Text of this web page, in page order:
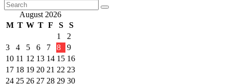
August 2026
M T W T F S
S
1
2
3
4 5 6 7 8
9
10 11 12 13 14 15 16
17 18 19 20 21 22 23
24 25 26 27 28 29 30